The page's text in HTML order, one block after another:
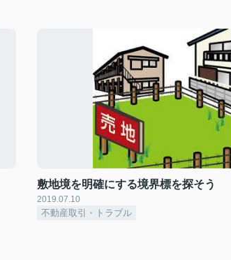
敷地境を明確にする境界標を探そう
2019.07.10
不動産取引・トラブル